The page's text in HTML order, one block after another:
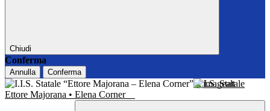
Chiudi
Conferma
Annulla Conferma
I.I.S. Statale
Ettore Majorana • Elena Corner